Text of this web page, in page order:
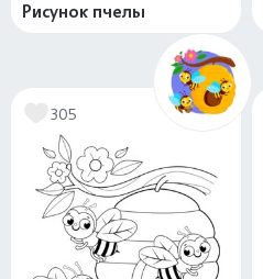
Рисунок пчелы
305